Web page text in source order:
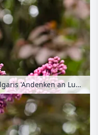
Gewöhnlicher Flieder (Syringa vulgaris 'Andenken an Ludwig Späth')